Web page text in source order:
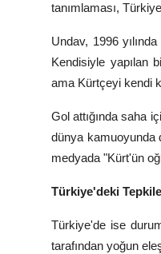
tanımlaması,
Undav, 1996
Kendisiyle yapılan
ama Kürtçeyi kendi
Gol attığında saha
dünya kamuoyunda
medyada "Kürt'ün
Türkiye'deki
Türkiye'de ise
tarafından yoğun